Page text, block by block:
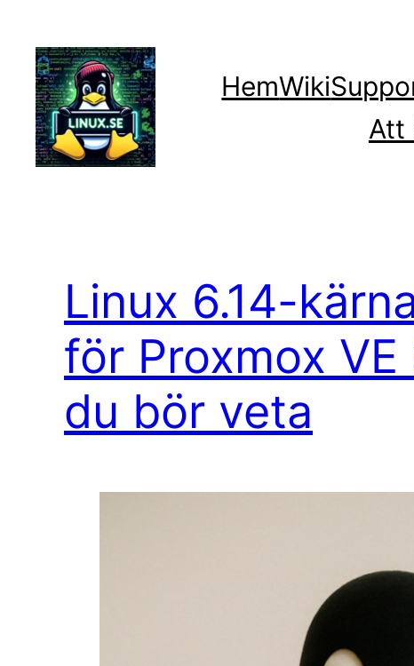
innehåll
HemWiki
Att
Linux 6.14-
för Proxmox
du bör veta